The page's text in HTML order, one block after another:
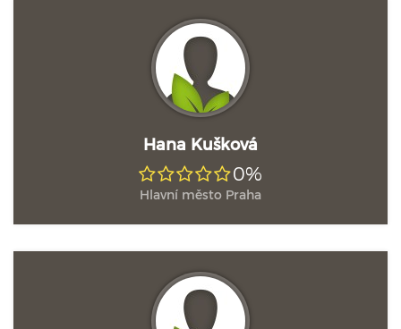
Hana Kušková
0%
Hlavní město Praha